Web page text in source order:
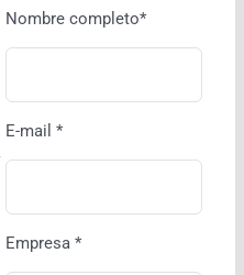
Nombre completo*
E-mail *
Empresa *